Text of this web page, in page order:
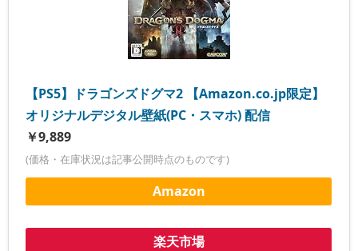
【PS5】ドラゴンズドグマ2 【Amazon.co.jp限定】
オリジナルデジタル壁紙(PC・スマホ) 配信
￥9,889
(価格・在庫状況は記事公開時点のものです)
Amazon
楽天市場